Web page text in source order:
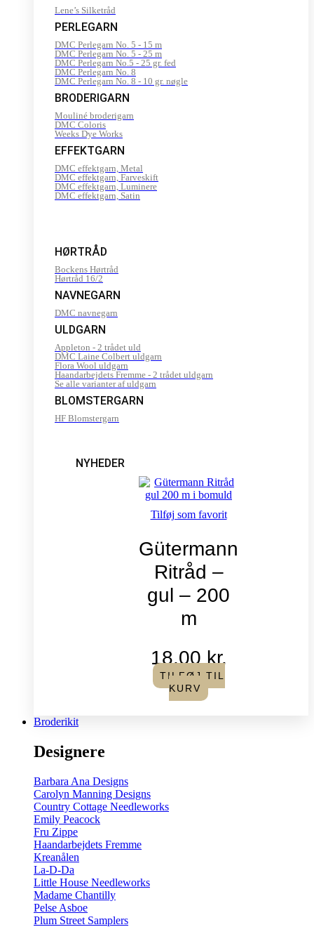
Lene’s Silketråd
PERLEGARN
DMC Perlegarn No. 5 - 15 m
DMC Perlegarn No. 5 - 25 m
DMC Perlegarn No.5 - 25 gr. fed
DMC Perlegarn No. 8
DMC Perlegarn No. 8 - 10 gr. nøgle
BRODERIGARN
Mouliné broderigarn
DMC Coloris
Weeks Dye Works
EFFEKTGARN
DMC effektgarn, Metal
DMC effektgarn, Farveskift
DMC effektgarn, Luminere
DMC effektgarn, Satin
HØRTRÅD
Bockens Hørtråd
Hørtråd 16/2
NAVNEGARN
DMC navnegarn
ULDGARN
Appleton - 2 trådet uld
DMC Laine Colbert uldgarn
Flora Wool uldgarn
Haandarbejdets Fremme - 2 trådet uldgarn
Se alle varianter af uldgarn
BLOMSTERGARN
HF Blomstergarn
NYHEDER
Tilføj som favorit
Gütermann
Ritråd –
gul – 200
m
18,00kr.
TILFØJ TIL
KURV
Broderikit
Designere
Barbara Ana Designs
Carolyn Manning Designs
Country Cottage Needleworks
Emily Peacock
Fru Zippe
Haandarbejdets Fremme
Kreanålen
La-D-Da
Little House Needleworks
Madame Chantilly
Pelse Asboe
Plum Street Samplers